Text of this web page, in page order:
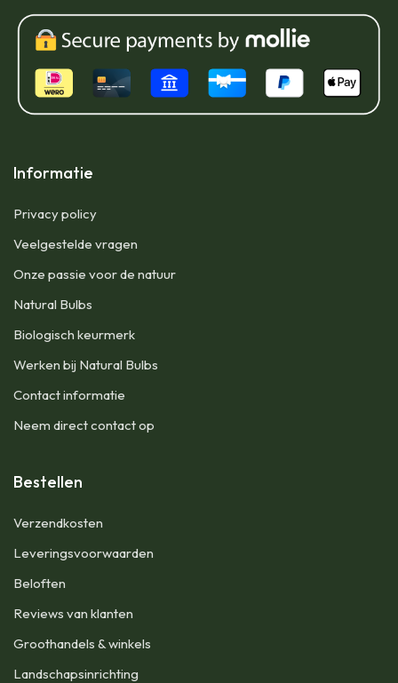
Informatie
Privacy policy
Veelgestelde vragen
Onze passie voor de natuur
Natural Bulbs
Biologisch keurmerk
Werken bij Natural Bulbs
Contact informatie
Neem direct contact op
Bestellen
Verzendkosten
Leveringsvoorwaarden
Beloften
Reviews van klanten
Groothandels & winkels
Landschapsinrichting